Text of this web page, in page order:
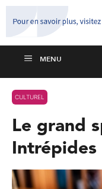
CULTUREL
Le grand